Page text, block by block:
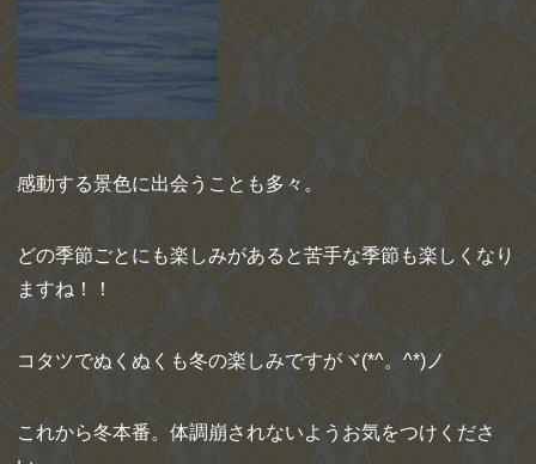
感動する景色に出会うことも多々。
どの季節ごとにも楽しみがあると苦手な季節も楽しくなり
ますね！！
コタツでぬくぬくも冬の楽しみですがヾ(*^。^*)ノ
これから冬本番。体調崩されないようお気をつけくださ